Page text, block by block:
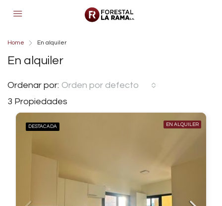
Home En alquiler
En alquiler
3 Propiedades
Ordenar por: Orden por defecto
DESTACADA EN ALQUILER